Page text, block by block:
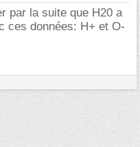
par la suite que H20 a
ces données: H+ et O-